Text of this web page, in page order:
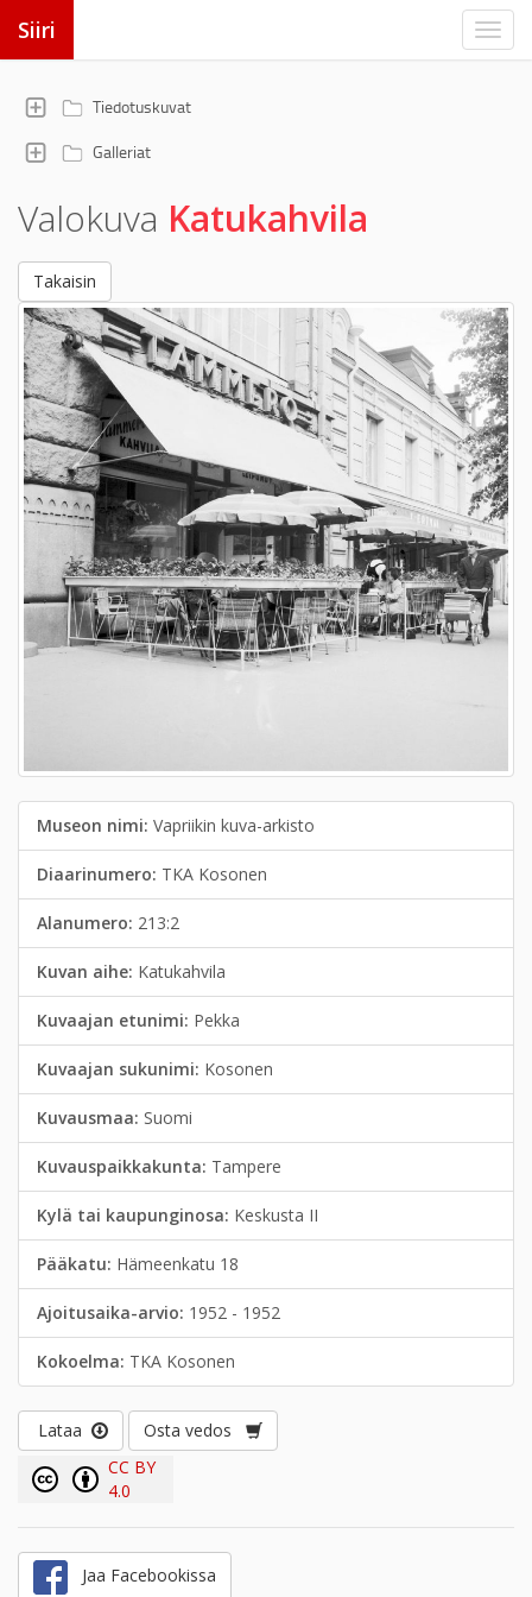
Siiri
Tiedotuskuvat
Galleriat
Valokuva Katukahvila
Takaisin
Museon nimi: Vapriikin kuva-arkisto
Diaarinumero: TKA Kosonen
Alanumero: 213:2
Kuvan aihe: Katukahvila
Kuvaajan etunimi: Pekka
Kuvaajan sukunimi: Kosonen
Kuvausmaa: Suomi
Kuvauspaikkakunta: Tampere
Kylä tai kaupunginosa: Keskusta II
Pääkatu: Hämeenkatu 18
Ajoitusaika-arvio: 1952 - 1952
Kokoelma: TKA Kosonen
Lataa
Osta vedos
CC BY
4.0
Jaa Facebookissa